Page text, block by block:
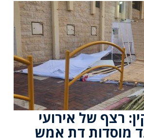
רצף של אירועי
מוסדות דת אמש